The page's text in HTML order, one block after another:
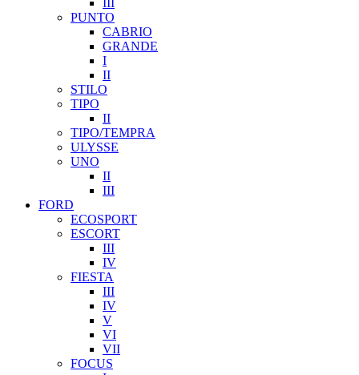
PUNTO
CABRIO
GRANDE
I
II
STILO
TIPO
II
TIPO/TEMPRA
ULYSSE
UNO
II
III
FORD
ECOSPORT
ESCORT
III
IV
FIESTA
III
IV
V
VI
VII
FOCUS